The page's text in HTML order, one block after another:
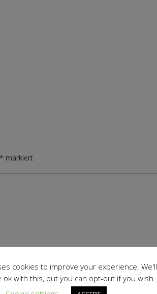
* markiert
cookies to improve your experience. We'll
ok with this, but you can opt-out if you wish.